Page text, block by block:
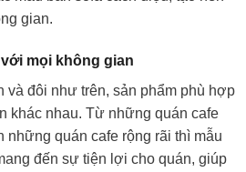
gian.
mọi không gian
đôi như trên, sản phẩm phù hợp
khác nhau. Từ những quán cafe
những quán cafe rộng rãi thì mẫu
đến sự tiện lợi cho quán, giúp